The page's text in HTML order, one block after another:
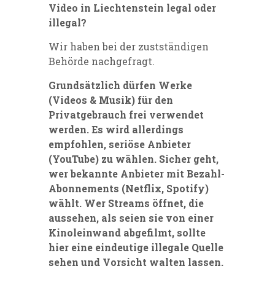
Video in Liechtenstein legal oder
illegal?
Wir haben bei der zustständigen
Behörde nachgefragt.
Grundsätzlich dürfen Werke
(Videos & Musik) für den
Privatgebrauch frei verwendet
werden. Es wird allerdings
empfohlen, seriöse Anbieter
(YouTube) zu wählen. Sicher geht,
wer bekannte Anbieter mit Bezahl-
Abonnements (Netflix, Spotify)
wählt. Wer Streams öffnet, die
aussehen, als seien sie von einer
Kinoleinwand abgefilmt, sollte
hier eine eindeutige illegale Quelle
sehen und Vorsicht walten lassen.